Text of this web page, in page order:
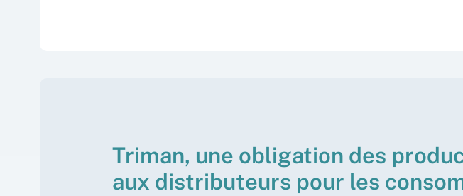
Triman, une obligation des
aux distributeurs pour les